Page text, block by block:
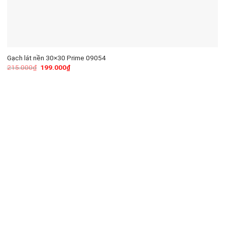
Gạch lát nền 30×30 Prime 09054
215.000₫ 199.000₫